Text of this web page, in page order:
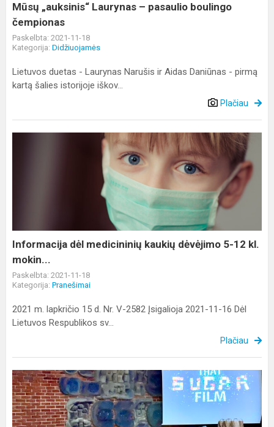
Mūsų „auksinis“ Laurynas – pasaulio boulingo
čempionas
Paskelbta: 2021-11-18
Kategorija: Didžiuojamės
Lietuvos duetas - Laurynas Narušis ir Aidas Daniūnas - pirmą
kartą šalies istorijoje iškov...
Plačiau
kl.
mokin...
Informacija dėl medicininių kaukių dėvėjimo 5-12 kl.
mokin...
Paskelbta: 2021-11-18
Kategorija: Pranešimai
2021 m. lapkričio 15 d. Nr. V-2582 Įsigalioja 2021-11-16 Dėl
Lietuvos Respublikos sv...
Plačiau
Integruoto
ugdymo
diena
„Minties“